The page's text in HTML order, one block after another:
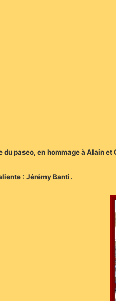
du paseo, en hommage à Alain
: Jérémy Banti.